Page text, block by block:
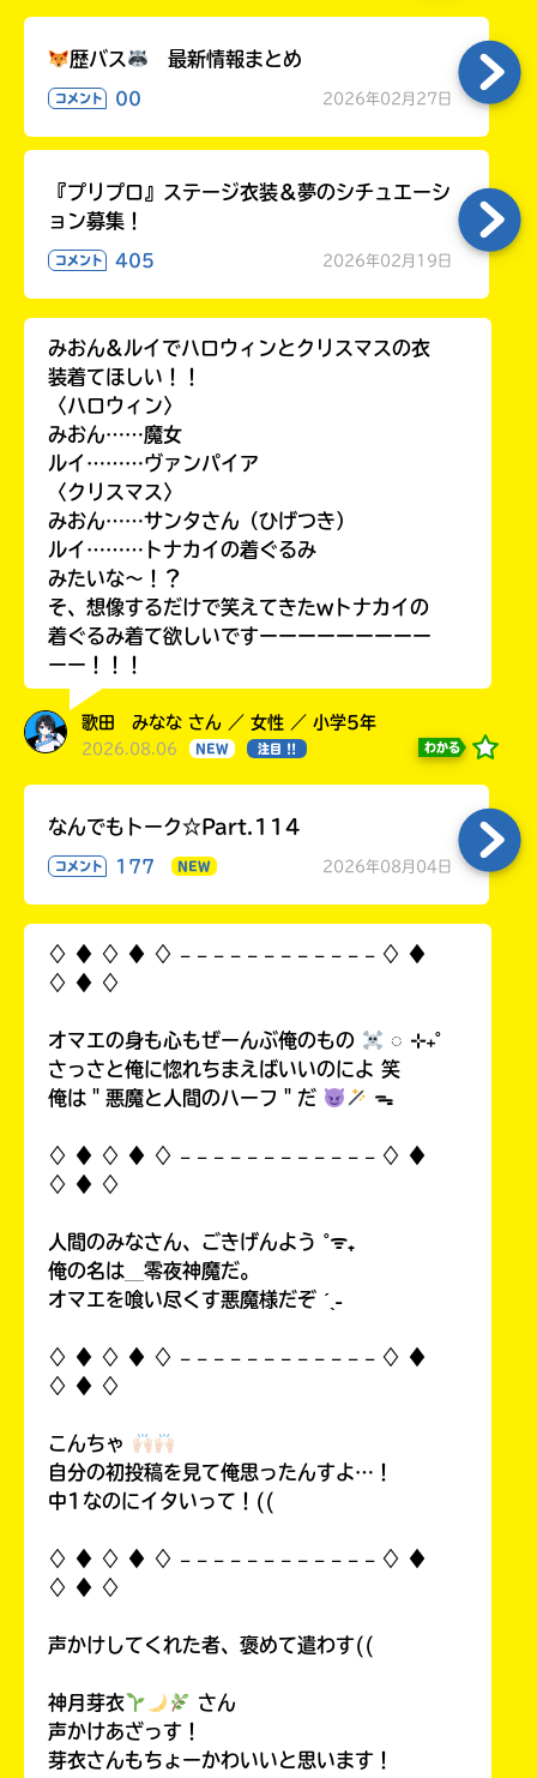
Loading...
歴バス 最新情報まとめ
コメント 00 2026年02月27日
『プリプロ』ステージ衣装＆夢のシチュエーシ
ョン募集！
コメント 405 2026年02月19日
みおん&ルイでハロウィンとクリスマスの衣
装着てほしい！！
〈ハロウィン〉
みおん……魔女
ルイ………ヴァンパイア
〈クリスマス〉
みおん……サンタさん（ひげつき）
ルイ………トナカイの着ぐるみ
みたいな〜！？
そ、想像するだけで笑えてきたwトナカイの
着ぐるみ着て欲しいですーーーーーーーーー
ーー！！！
歌田 みなな さん ／ 女性 ／ 小学5年
2026.08.06 NEW 注目 !! わかる
なんでもトーク☆Part.114
コメント 177 NEW 2026年08月04日
♢ ♦︎ ♢ ♦︎ ♢ 𓐄 𓐄 𓐄 𓐄 𓐄 𓐄 𓐄 𓐄 𓐄 𓐄 𓐄 𓐄 ♢ ♦︎
♢ ♦︎ ♢
オマエの身も心もぜーんぶ俺のもの
◌ ⊹₊˚
さっさと俺に惚れちまえばいいのによ 笑
俺は＂悪魔と人間のハーフ＂だ
ᯓ
♢ ♦︎ ♢ ♦︎ ♢ 𓐄 𓐄 𓐄 𓐄 𓐄 𓐄 𓐄 𓐄 𓐄 𓐄 𓐄 𓐄 ♢ ♦︎
♢ ♦︎ ♢
人間のみなさん、ごきげんよう ˚ᯤ₊
俺の名は＿零夜神魔だ。
オマエを喰い尽くす悪魔様だぞ ˊˎ˗
♢ ♦︎ ♢ ♦︎ ♢ 𓐄 𓐄 𓐄 𓐄 𓐄 𓐄 𓐄 𓐄 𓐄 𓐄 𓐄 𓐄 ♢ ♦︎
♢ ♦︎ ♢
こんちゃ
自分の初投稿を見て俺思ったんすよ…！
中1なのにイタいって！((
♢ ♦︎ ♢ ♦︎ ♢ 𓐄 𓐄 𓐄 𓐄 𓐄 𓐄 𓐄 𓐄 𓐄 𓐄 𓐄 𓐄 ♢ ♦︎
♢ ♦︎ ♢
声かけしてくれた者、褒めて遣わす((
神月芽衣
さん
声かけあざっす！
芽衣さんもちょーかわいいと思います！
い
エ
ラ
が
あ
の
で、
も
し
み
戻
る